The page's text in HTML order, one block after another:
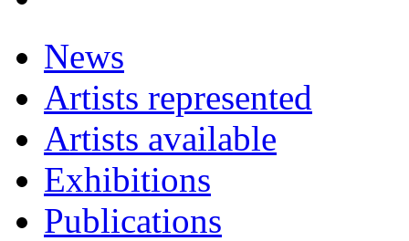
News
Artists represented
Artists available
Exhibitions
Publications